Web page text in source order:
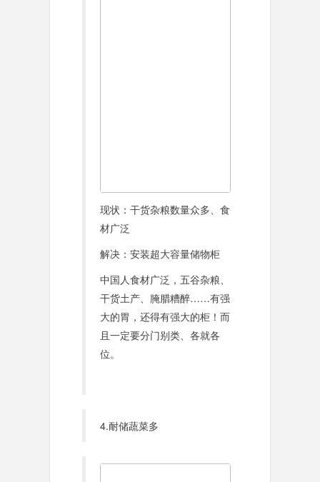
现状：干货杂粮数量众多、食
材广泛
解决：安装超大容量储物柜
中国人食材广泛，五谷杂粮、
干货土产、腌腊糟醉……有强
大的胃，还得有强大的柜！而
且一定要分门别类、各就各
位。
4.耐储蔬菜多